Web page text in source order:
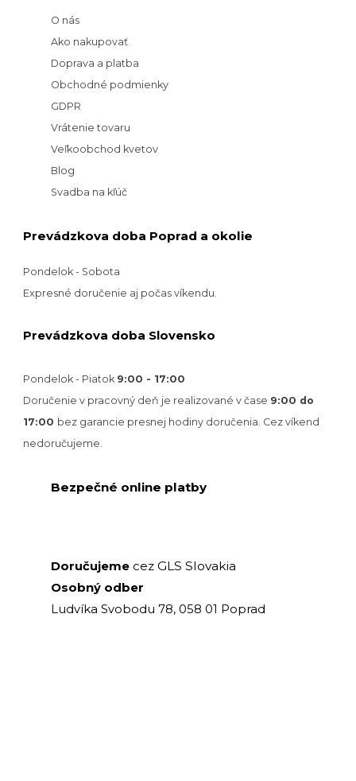
O nás
Ako nakupovať
Doprava a platba
Obchodné podmienky
GDPR
Vrátenie tovaru
Veľkoobchod kvetov
Blog
Svadba na kľúč
Prevádzkova doba Poprad a okolie
Pondelok - Sobota
Expresné doručenie aj počas víkendu.
Prevádzkova doba Slovensko
Pondelok - Piatok 9:00 - 17:00
Doručenie v pracovný deň je realizované v čase 9:00 do
17:00 bez garancie presnej hodiny doručenia. Cez víkend
nedoručujeme.
Bezpečné online platby
Doručujeme cez GLS Slovakia
Osobný odber
Ludvíka Svobodu 78, 058 01 Poprad